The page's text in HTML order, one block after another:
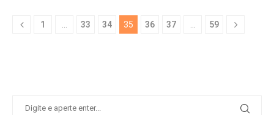
1 33 34 35 36 37 59